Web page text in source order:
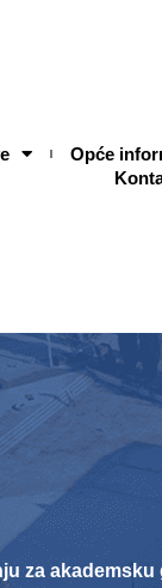
Opće
za akademsku